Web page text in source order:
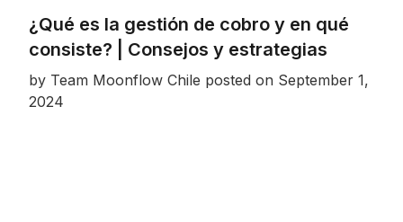
¿Qué es la gestión de cobro y en qué
consiste? | Consejos y estrategias
by Team Moonflow Chile posted on September 1,
2024